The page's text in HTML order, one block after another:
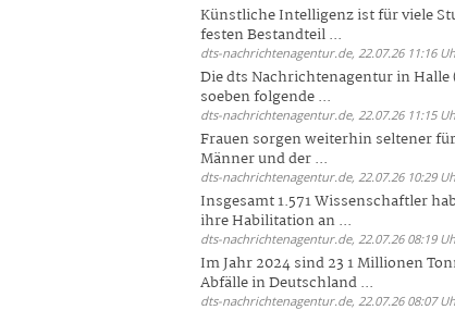
Künstliche Intelligenz ist für viele
festen Bestandteil ...
dts-nachrichtenagentur.de, 22.07.26 11:16
Die dts Nachrichtenagentur in Halle
soeben folgende ...
dts-nachrichtenagentur.de, 22.07.26 11:15
Frauen sorgen weiterhin seltener
Männer und der ...
dts-nachrichtenagentur.de, 22.07.26 10:29
Insgesamt 1.571 Wissenschaftler
ihre Habilitation an ...
dts-nachrichtenagentur.de, 22.07.26 08:19
Im Jahr 2024 sind 23 1 Millionen
Abfälle in Deutschland ...
dts-nachrichtenagentur.de, 22.07.26 08:07